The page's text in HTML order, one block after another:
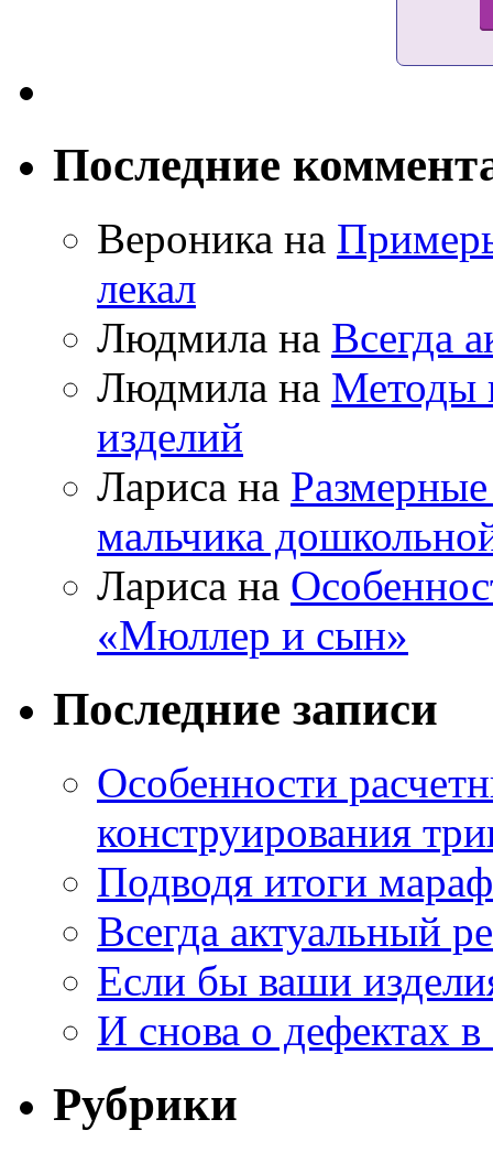
Последние
Вероника на
лекал
Людмила на Всегда
Людмила на Методы
изделий
Лариса на
мальчика
Лариса на
«Мюллер и сын»
Последние записи
Особенности
конструирования
Подводя итоги
Всегда актуальный
Если бы ваши
И снова о дефектах
Рубрики